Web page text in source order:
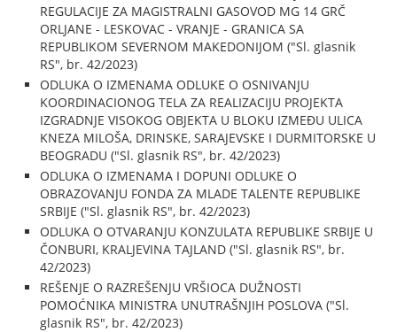
REGULACIJE ZA MAGISTRALNI GASOVOD MG 14 GRČ
ORLJANE - LESKOVAC - VRANJE - GRANICA SA
REPUBLIKOM SEVERNOM MAKEDONIJOM ("Sl. glasnik
RS", br. 42/2023)
ODLUKA O IZMENAMA ODLUKE O OSNIVANJU
KOORDINACIONOG TELA ZA REALIZACIJU PROJEKTA
IZGRADNJE VISOKOG OBJEKTA U BLOKU IZMEĐU ULICA
KNEZA MILOŠA, DRINSKE, SARAJEVSKE I DURMITORSKE U
BEOGRADU ("Sl. glasnik RS", br. 42/2023)
ODLUKA O IZMENAMA I DOPUNI ODLUKE O
OBRAZOVANJU FONDA ZA MLADE TALENTE REPUBLIKE
SRBIJE ("Sl. glasnik RS", br. 42/2023)
ODLUKA O OTVARANJU KONZULATA REPUBLIKE SRBIJE U
ČONBURI, KRALJEVINA TAJLAND ("Sl. glasnik RS", br.
42/2023)
REŠENJE O RAZREŠENJU VRŠIOCA DUŽNOSTI
POMOĆNIKA MINISTRA UNUTRAŠNJIH POSLOVA ("Sl.
glasnik RS", br. 42/2023)